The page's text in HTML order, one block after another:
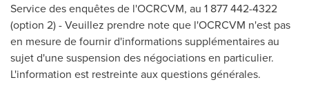
Service des enquêtes de l'OCRCVM, au 1 877 442-4322
(option 2) - Veuillez prendre note que l'OCRCVM n'est pas
en mesure de fournir d'informations supplémentaires au
sujet d'une suspension des négociations en particulier.
L'information est restreinte aux questions générales.